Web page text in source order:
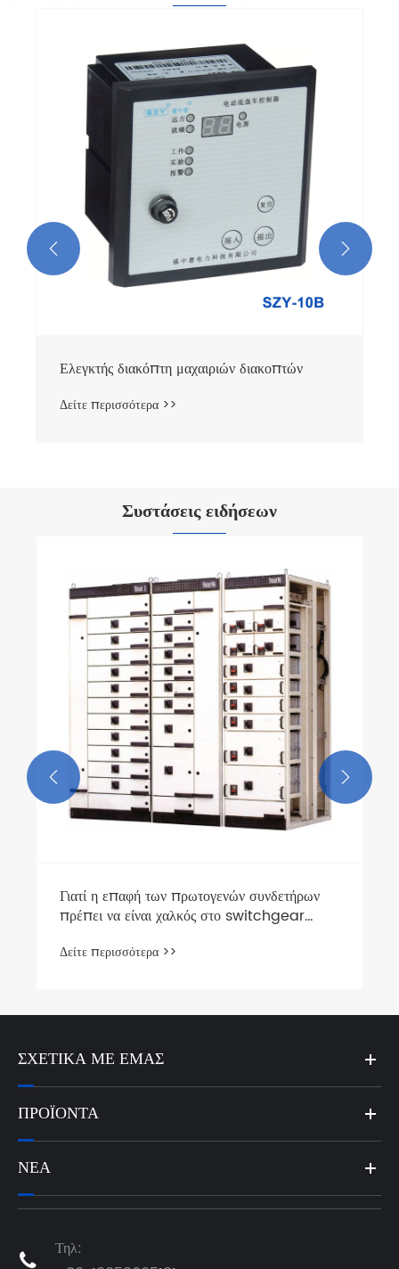
Ελεγκτής διακόπτη μαχαιριών μαχαιριού
Δείτε περισσότερα >>
 
Συστάσεις ειδήσεων
Γιατί ο διακόπτης συρτάρι χαμηλής τάσης
DomeSitc κερδίζει την προσφορά;
Δείτε περισσότερα >>
 
ΣΧΕΤΙΚΆ ΜΕ ΕΜΆΣ
ΠΡΟΪΌΝΤΑ
ΝΈΑ

Τηλ: